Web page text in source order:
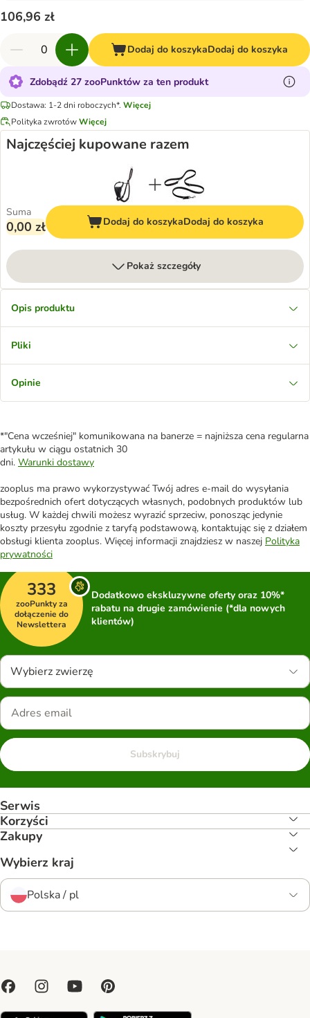
106,96 zł
Dodaj do koszykaDodaj do koszyka
Zdobądź 27 zooPunktów za ten produkt
Dostawa: 1-2 dni roboczych*. Więcej
Polityka zwrotówWięcej
Najczęściej kupowane razem
Suma
0,00 zł Dodaj do koszykaDodaj do koszyka
Pokaż szczegóły
Opis produktu
Pliki
Opinie
*"Cena wcześniej" komunikowana na banerze = najniższa cena regularna
artykułu w ciągu ostatnich 30
dni. Warunki dostawy
zooplus ma prawo wykorzystywać Twój adres e-mail do wysyłania
bezpośrednich ofert dotyczących własnych, podobnych produktów lub
usług. W każdej chwili możesz wyrazić sprzeciw, ponosząc jedynie
koszty przesyłu zgodnie z taryfą podstawową, kontaktując się z działem
obsługi klienta zooplus. Więcej informacji znajdziesz w naszej Polityka
prywatności
333
zooPunkty za
dołączenie do
Newslettera
Dodatkowo ekskluzywne oferty oraz 10%*
rabatu na drugie zamówienie (*dla nowych
klientów)
Wybierz zwierzę
Subskrybuj
Serwis
Korzyści
Zakupy
Wybierz kraj
Polska / pl